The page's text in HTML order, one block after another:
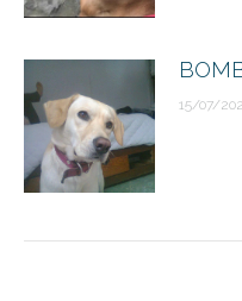
15/07/